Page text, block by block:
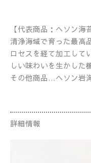
【代表商品：ヘソン海
清浄海域で育った最高
ロセスを経て加工して
しい味わいを生かした
その他商品…ヘソン岩
詳細情報